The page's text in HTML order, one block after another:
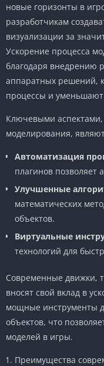
новые горизонты в
разработчикам
визуализации за
Ускорение процесса
благодаря внедрению
аппаратных решений,
процессы и
Ключевыми
моделирования,
Автоматизация
плагинов позволяет
Улучшенные
математических
объектов.
Виртуальные
технологий для
Современные движки,
вносят свой вклад в
мощные инструменты
объектов, что
моделей в игры.
Преимущества